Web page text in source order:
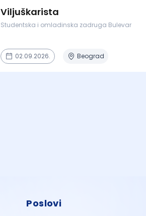
Viljuškarista
Studentska i omladinska zadruga Bulevar
02.09.2026. Beograd
Poslovi